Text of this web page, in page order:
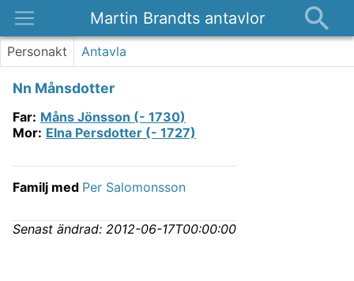
Martin Brandts antavlor
Platser
Kontakt
Personakt Antavla
Nn Månsdotter
Far: Måns Jönsson (- 1730)
Mor: Elna Persdotter (- 1727)
Familj med Per Salomonsson
Senast ändrad: 2012-06-17T00:00:00